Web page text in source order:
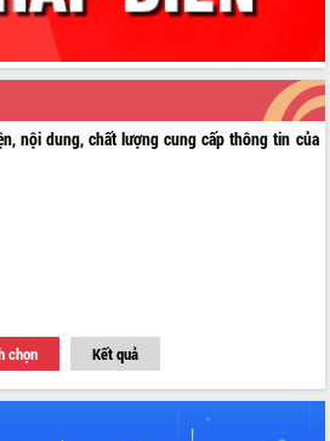
nội dung, chất lượng cung cấp thông tin của
chọn Kết quả